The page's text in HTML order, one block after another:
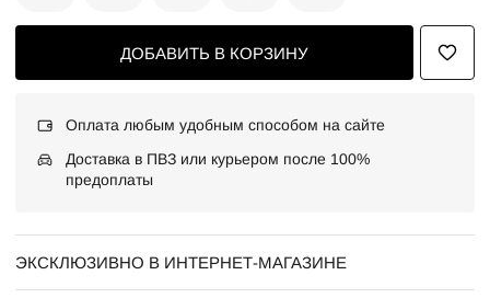
ДОБАВИТЬ В КОРЗИНУ
Оплата любым удобным способом на сайте
Доставка в ПВЗ или курьером после 100%
предоплаты
ЭКСКЛЮЗИВНО В ИНТЕРНЕТ-МАГАЗИНЕ